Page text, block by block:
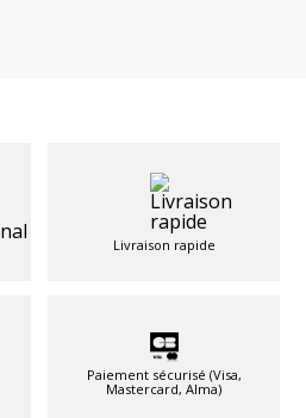
Livraison rapide
Paiement sécurisé (Visa,
Mastercard, Alma)